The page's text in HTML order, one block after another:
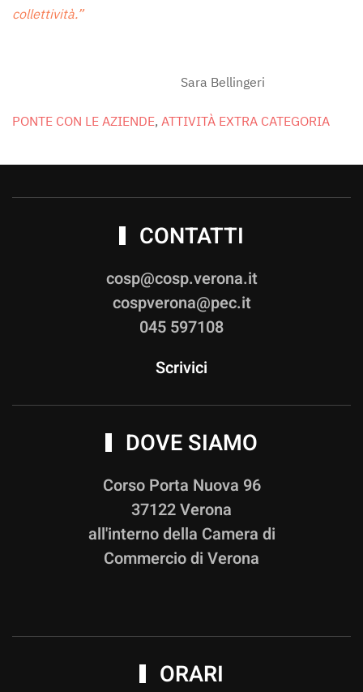
collettività.”
Sara Bellingeri
PONTE CON LE AZIENDE, ATTIVITÀ EXTRA CATEGORIA
CONTATTI
cosp@cosp.verona.it
cospverona@pec.it
045 597108
Scrivici
DOVE SIAMO
Corso Porta Nuova 96
37122 Verona
all'interno della Camera di
Commercio di Verona
ORARI